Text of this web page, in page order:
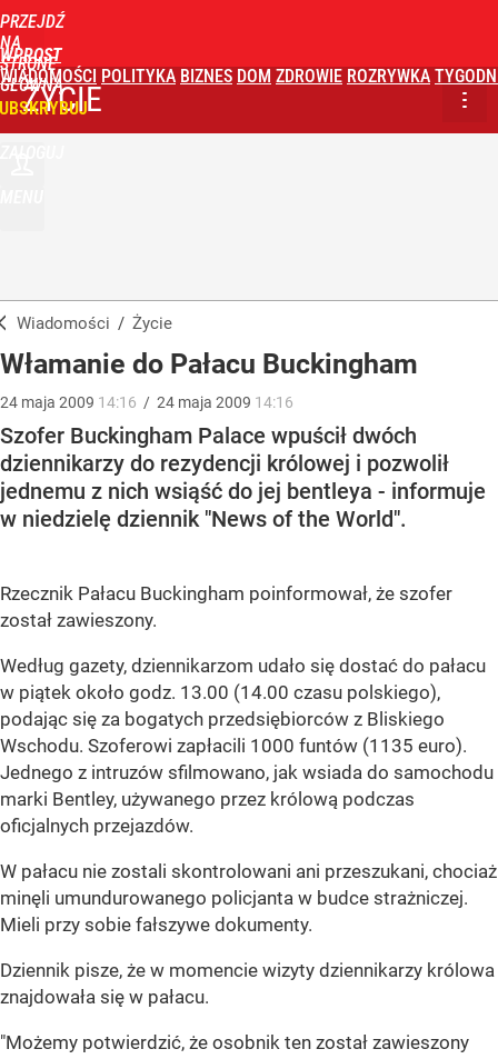
PRZEJDŹ
NA
STRONĘ
GŁÓWNĄ
WPROST
WIADOMOŚCI POLITYKA BIZNES DOM ZDROWIE ROZRYWKA
ŻYCIE
Wiadomości / Życie
Włamanie do Pałacu Buckingham
24 maja 2009 14:16 / 24 maja 2009 14:16
Szofer Buckingham Palace wpuścił dwóch
dziennikarzy do rezydencji królowej i pozwolił
jednemu z nich wsiąść do jej bentleya - informuje
w niedzielę dziennik "News of the World".
Rzecznik Pałacu Buckingham poinformował, że szofer
został zawieszony.
Według gazety, dziennikarzom udało się dostać do pałacu
w piątek około godz. 13.00 (14.00 czasu polskiego),
podając się za bogatych przedsiębiorców z Bliskiego
Wschodu. Szoferowi zapłacili 1000 funtów (1135 euro).
Jednego z intruzów sfilmowano, jak wsiada do samochodu
marki Bentley, używanego przez królową podczas
oficjalnych przejazdów.
W pałacu nie zostali skontrolowani ani przeszukani, chociaż
minęli umundurowanego policjanta w budce strażniczej.
Mieli przy sobie fałszywe dokumenty.
Dziennik pisze, że w momencie wizyty dziennikarzy królowa
znajdowała się w pałacu.
"Możemy potwierdzić, że osobnik ten został zawieszony